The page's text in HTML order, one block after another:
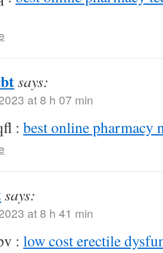
says:
at 8 h 07 min
: best online pharmacy
says:
at 8 h 41 min
: low cost erectile